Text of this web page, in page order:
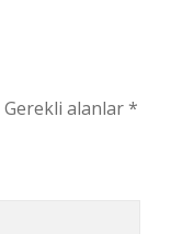
Gerekli alanlar*